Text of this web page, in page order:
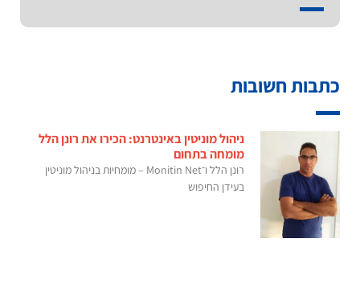
כתבות חשובות
ניהול מוניטין באינטרנט: הכירו את רונן הלל
מומחה בתחום
רונן הלל ו־Monitin Net – מומחיות בניהול מוניטין
בעידן החיפוש